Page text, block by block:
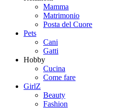
Mamma
Matrimonio
Posta del Cuore
Pets
Cani
Gatti
Hobby
Cucina
Come fare
GirlZ
Beauty
Fashion